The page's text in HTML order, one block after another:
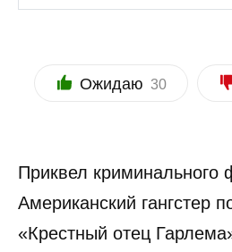
Ожидаю 30
Приквел криминального
Американский гангстер
«Крестный отец